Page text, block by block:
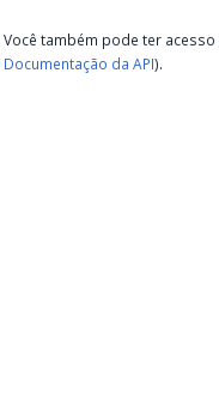
Você também pode ter
Documentação da API).